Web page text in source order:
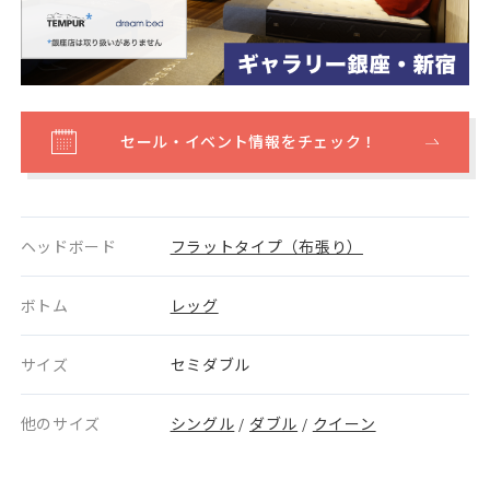
セール・イベント情報をチェック！
ヘッドボード フラットタイプ（布張り）
ボトム レッグ
サイズ セミダブル
他のサイズ シングル / ダブル / クイーン